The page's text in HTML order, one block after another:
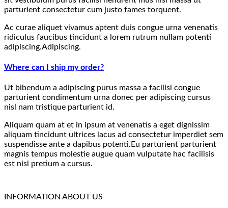
parturient consectetur cum justo fames torquent.
Ac curae aliquet vivamus aptent duis congue urna venenatis
ridiculus faucibus tincidunt a lorem rutrum nullam potenti
adipiscing.Adipiscing.
Where can I ship my order?
Ut bibendum a adipiscing purus massa a facilisi congue
parturient condimentum urna donec per adipiscing cursus
nisl nam tristique parturient id.
Aliquam quam at et in ipsum at venenatis a eget dignissim
aliquam tincidunt ultrices lacus ad consectetur imperdiet sem
suspendisse ante a dapibus potenti.Eu parturient parturient
magnis tempus molestie augue quam vulputate hac facilisis
est nisl pretium a cursus.
INFORMATION ABOUT US